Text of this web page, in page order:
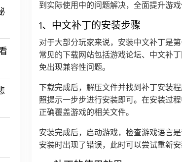
到实际使用中的问题解决，全面提升游
1、中文补丁的安装步骤
对于大部分玩家来说，安装中文补丁是
常见的下载网站包括游戏论坛、中文补
免出现兼容性问题。
下载完成后，解压文件并找到补丁安装
照提示一步步进行安装即可。在安装过
正确覆盖游戏的相关文件。
安装完成后，启动游戏，检查游戏语言
安装时出现了错误，此时可以尝试重新